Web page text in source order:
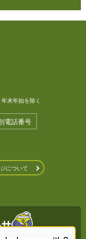
末年始を除く
電話番号
について